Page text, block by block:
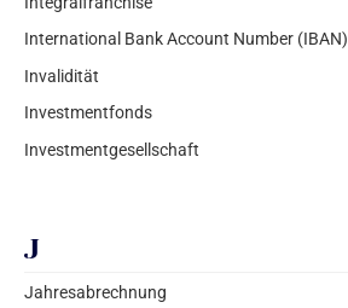
International Bank Account Number (IBAN)
Invalidität
Investmentfonds
Investmentgesellschaft
J
Jahresabrechnung